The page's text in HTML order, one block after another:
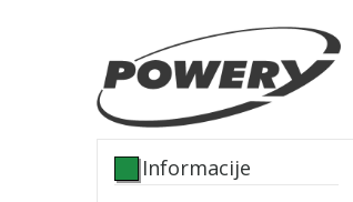
Informacije